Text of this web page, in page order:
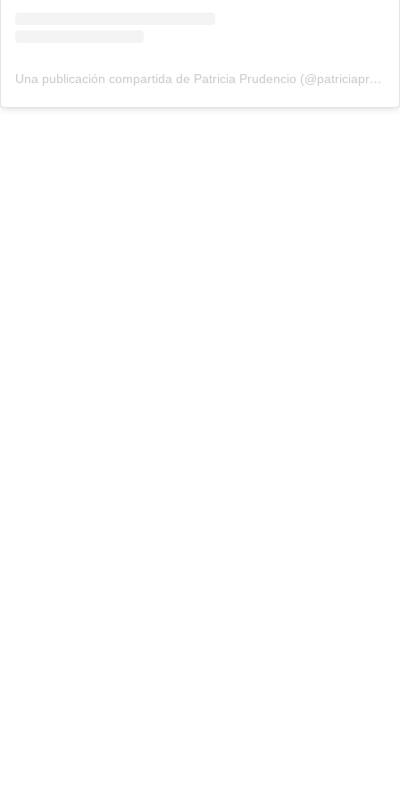
Una publicación compartida de Patricia Prudencio (@patriciaprudencio98)